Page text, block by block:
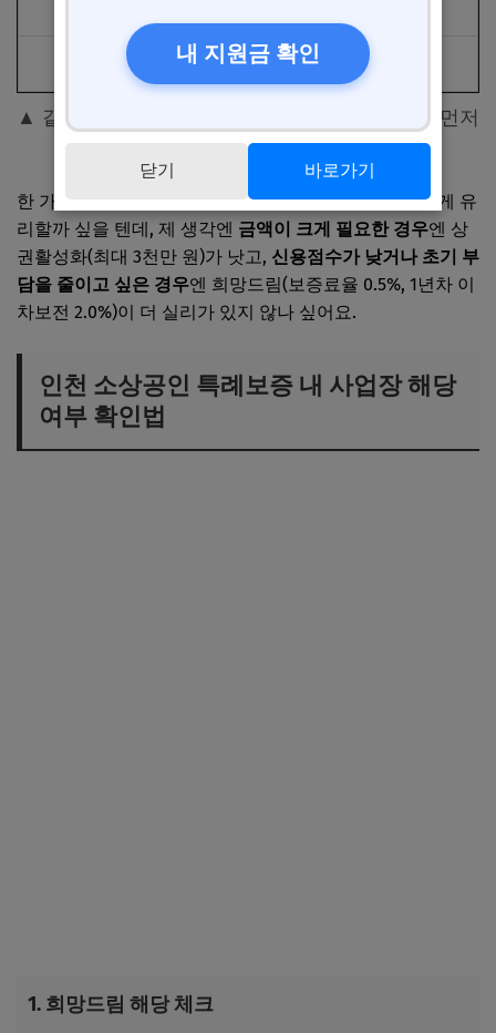
신청 시작 2026년 5월 26일 오전 9시
▲ 같은 날 시작하지만 기준이 달라 자격 확인이 먼저
입니다
한 가지 짚고 넘어갈 게 있어요. 둘 다 해당된다면 어느 게 유
리할까 싶을 텐데, 제 생각엔 금액이 크게 필요한 경우엔 상
권활성화(최대 3천만 원)가 낫고, 신용점수가 낮거나 초기 부
담을 줄이고 싶은 경우엔 희망드림(보증료율 0.5%, 1년차 이
차보전 2.0%)이 더 실리가 있지 않나 싶어요.
인천 소상공인 특례보증 내 사업장 해당
여부 확인법
1. 희망드림 해당 체크
내 지원금 확인
닫기 바로가기